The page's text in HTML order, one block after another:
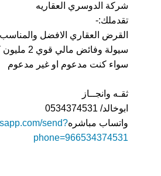
شركة الدوسري العقاريه
تقدملك:-
القرض العقاري الافضل
سيولة وفائض مالي قوي 2 مليون كاش
سواء كنت مدعوم او غير مدعوم
ثقـه وانجــاز
ابوخالد/ 0534374531
واتساب مباشرهsend?
phone=966534374531